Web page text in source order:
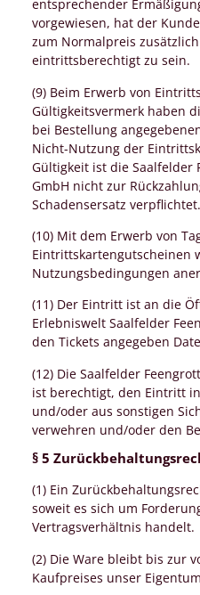
entsprechender
vorgewiesen, hat der
zum Normalpreis
eintrittsberechtigt zu sein.
(9) Beim Erwerb von
Gültigkeitsvermerk haben
bei Bestellung
Nicht-Nutzung der
Gültigkeit ist die Saalfelder
GmbH nicht zur
Schadensersatz verpflichtet.
(10) Mit dem Erwerb von
Eintrittskartengutscheinen
Nutzungsbedingungen
(11) Der Eintritt ist an die
Erlebniswelt Saalfelder
den Tickets angegeben
(12) Die Saalfelder
ist berechtigt, den Eintritt
und/oder aus sonstigen
verwehren und/oder den
§ 5
(1) Ein
soweit es sich um
Vertragsverhältnis handelt.
(2) Die Ware bleibt bis zur
Kaufpreises unser